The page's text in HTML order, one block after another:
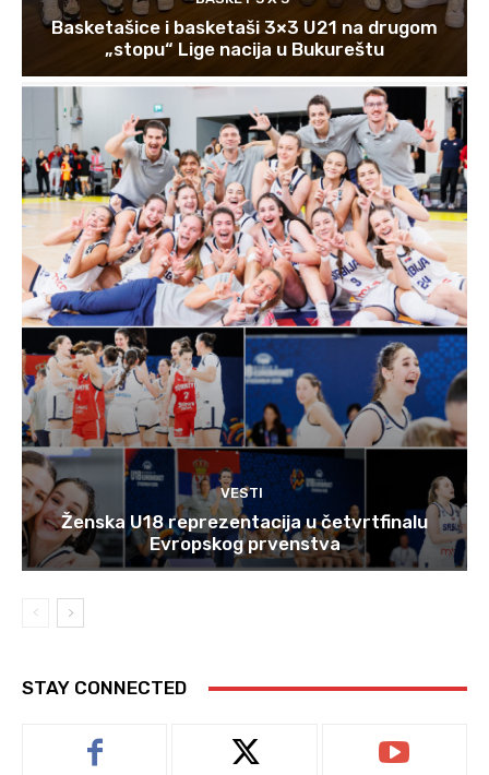
Basketašice i basketaši 3×3 U21 na drugom
„stopu“ Lige nacija u Bukureštu
VESTI
Ženska U18 reprezentacija u četvrtfinalu
Evropskog prvenstva
STAY CONNECTED